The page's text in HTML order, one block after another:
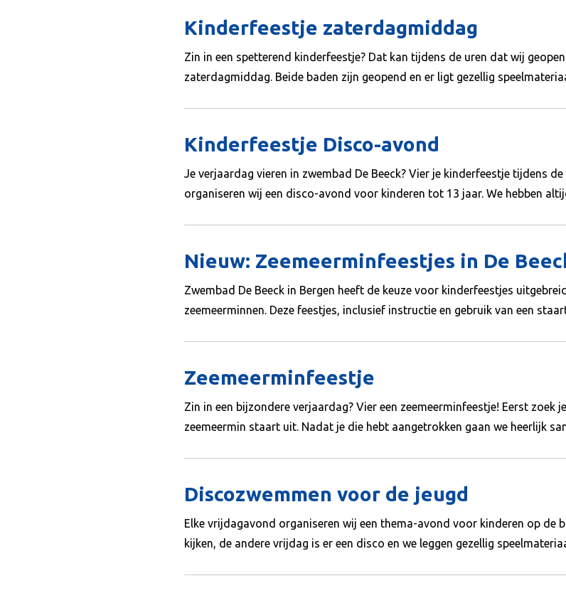
Kinderfeestje zaterdagmiddag
Zin in een spetterend kinderfeestje? Dat kan tijdens de uren dat wij
zaterdagmiddag. Beide baden zijn geopend en er ligt gezellig
Kinderfeestje Disco-avond
Je verjaardag vieren in zwembad De Beeck? Vier je kinderfeestje tijdens
organiseren wij een disco-avond voor kinderen tot 13 jaar. We hebben
Nieuw: Zeemeerminfeestjes in De
Zwembad De Beeck in Bergen heeft de keuze voor kinderfeestjes
zeemeerminnen. Deze feestjes, inclusief instructie en gebruik van een
Zeemeerminfeestje
Zin in een bijzondere verjaardag? Vier een zeemeerminfeestje! Eerst zoek
zeemeermin staart uit. Nadat je die hebt aangetrokken gaan we heerlijk
Discozwemmen voor de jeugd
Elke vrijdagavond organiseren wij een thema-avond voor kinderen op de
kijken, de andere vrijdag is er een disco en we leggen gezellig